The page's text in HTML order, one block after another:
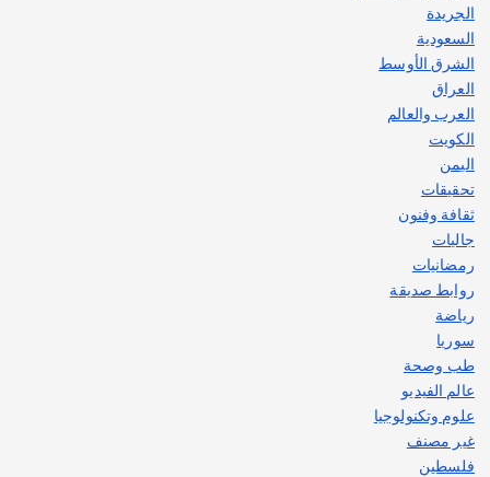
الجريدة
السعودية
الشرق الأوسط
العراق
العرب والعالم
الكويت
اليمن
تحقيقات
ثقافة وفنون
جاليات
رمضانيات
روابط صديقة
رياضة
سوريا
طب وصحة
عالم الفيديو
علوم وتكنولوجيا
غير مصنف
فلسطين